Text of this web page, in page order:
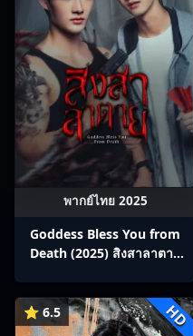
พากย์ไทย 2025
Goddess Bless You from
Death (2025) สิงสาลาตาย
⭐ 6.5 HD